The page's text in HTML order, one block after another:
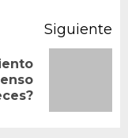
Siguiente